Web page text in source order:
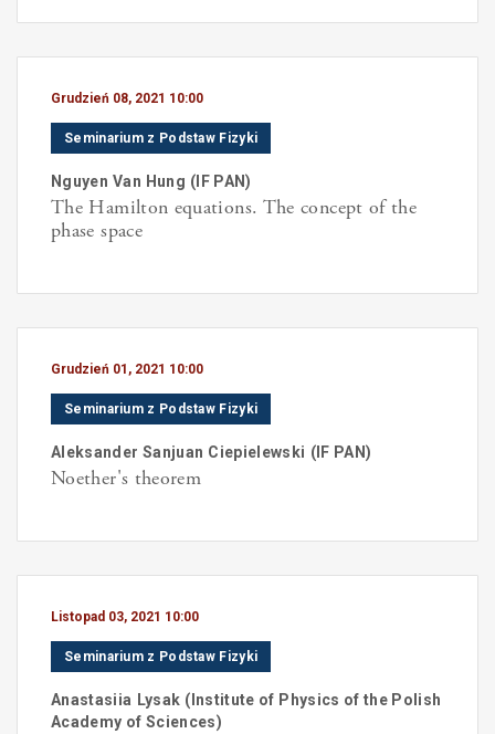
Grudzień 08, 2021 10:00
Seminarium z Podstaw Fizyki
Nguyen Van Hung ( IF PAN)
The Hamilton equations. The concept of the
phase space
Grudzień 01, 2021 10:00
Seminarium z Podstaw Fizyki
Aleksander Sanjuan Ciepielewski (IF PAN)
Noether's theorem
Listopad 03, 2021 10:00
Seminarium z Podstaw Fizyki
Anastasiia Lysak ( Institute of Physics of the Polish
Academy of Sciences)